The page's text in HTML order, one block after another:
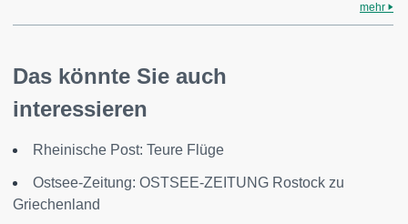
mehr
Das könnte Sie auch
interessieren
Rheinische Post: Teure Flüge
Ostsee-Zeitung: OSTSEE-ZEITUNG Rostock zu
Griechenland